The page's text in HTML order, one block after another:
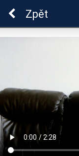
Zpět